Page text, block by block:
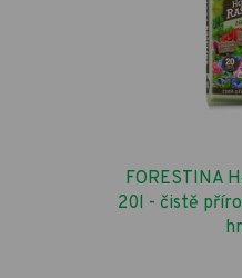
FORESTINA
20l - čistě